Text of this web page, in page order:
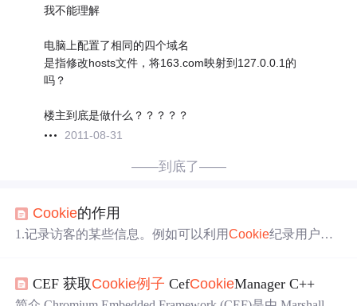
我不能理解
电脑上配置了相同的四个域名
是指修改hosts文件，将163.com映射到127.0.0.1的
吗？
楼主到底是做什么？？？？？
2011-08-31
——到底了——
Cookie的作用
1.记录访客的某些信息。例如可以利用Cookie纪录用户光
就是Cookie。 2.在页面之间传递变量。浏览器并不会保存
当前页面上任何变量信息的，当 页面被关闭，页面上的任
CEF 获取Cookie例子 CefCookieManager C++